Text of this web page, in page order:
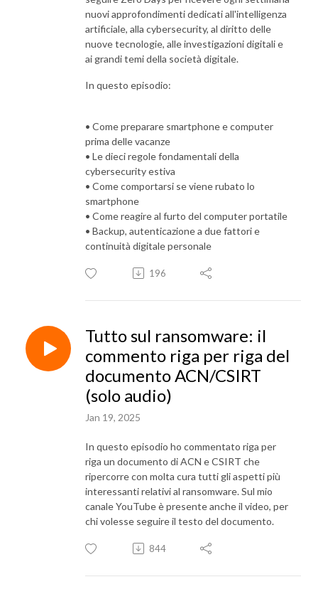
nuovi approfondimenti dedicati all'intelligenza
artificiale, alla cybersecurity, al diritto delle
nuove tecnologie, alle investigazioni digitali e
ai grandi temi della società digitale.
In questo episodio:
• Come preparare smartphone e computer
prima delle vacanze
• Le dieci regole fondamentali della
cybersecurity estiva
• Come comportarsi se viene rubato lo
smartphone
• Come reagire al furto del computer portatile
• Backup, autenticazione a due fattori e
continuità digitale personale
196
Tutto sul ransomware: il
commento riga per riga del
documento ACN/CSIRT
(solo audio)
Jan 19, 2025
In questo episodio ho commentato riga per
riga un documento di ACN e CSIRT che
ripercorre con molta cura tutti gli aspetti più
interessanti relativi al ransomware. Sul mio
canale YouTube è presente anche il video, per
chi volesse seguire il testo del documento.
844